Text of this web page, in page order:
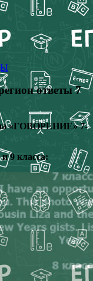
ответы 7
«ГОВОРЕНИЕ» 7-
9 класса: